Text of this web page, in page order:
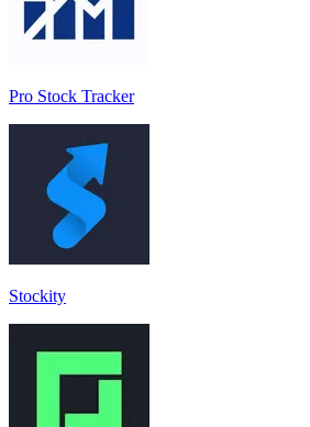
Pro Stock Tracker
Stockity